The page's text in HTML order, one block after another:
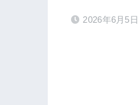
2026年6月5日